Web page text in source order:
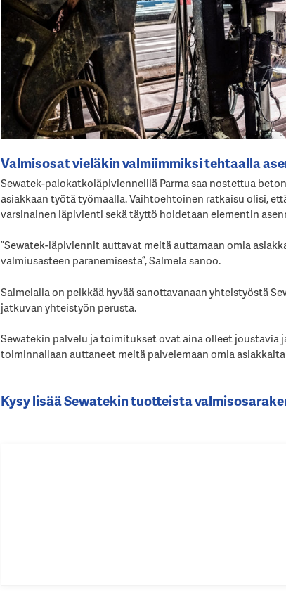
Valmisosat vieläkin valmiimmiksi tehtaalla
Sewatek-palokatkoläpivienneillä Parma saa nostettua
asiakkaan työtä työmaalla. Vaihtoehtoinen ratkaisu olisi,
varsinainen läpivienti sekä täyttö hoidetaan elementin
”Sewatek-läpiviennit auttavat meitä auttamaan omia
valmiusasteen paranemisesta”, Salmela sanoo.
Salmelalla on pelkkää hyvää sanottavanaan yhteistyöstä
jatkuvan yhteistyön perusta.
Sewatekin palvelu ja toimitukset ovat aina olleet
toiminnallaan auttaneet meitä palvelemaan omia
Kysy lisää Sewatekin tuotteista